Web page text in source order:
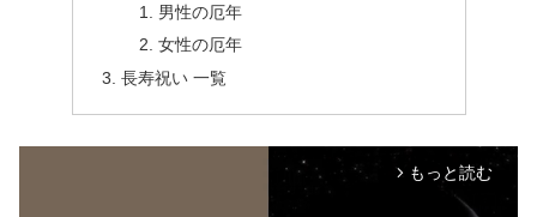
男性の厄年
女性の厄年
長寿祝い 一覧
arrow_forward_ios もっと読む